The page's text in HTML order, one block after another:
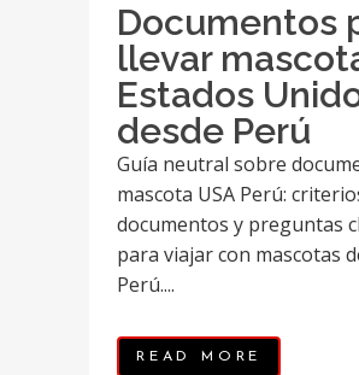
Documentos
llevar
Estados
desde Perú
Guía neutral sobre
mascota USA Perú:
documentos y preguntas
para viajar con mascotas
Perú....
READ MORE